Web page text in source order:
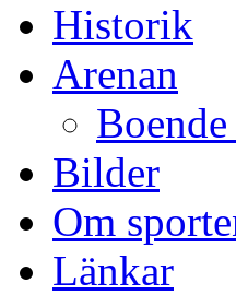
Historik
Arenan
Bilder
Om
Länkar